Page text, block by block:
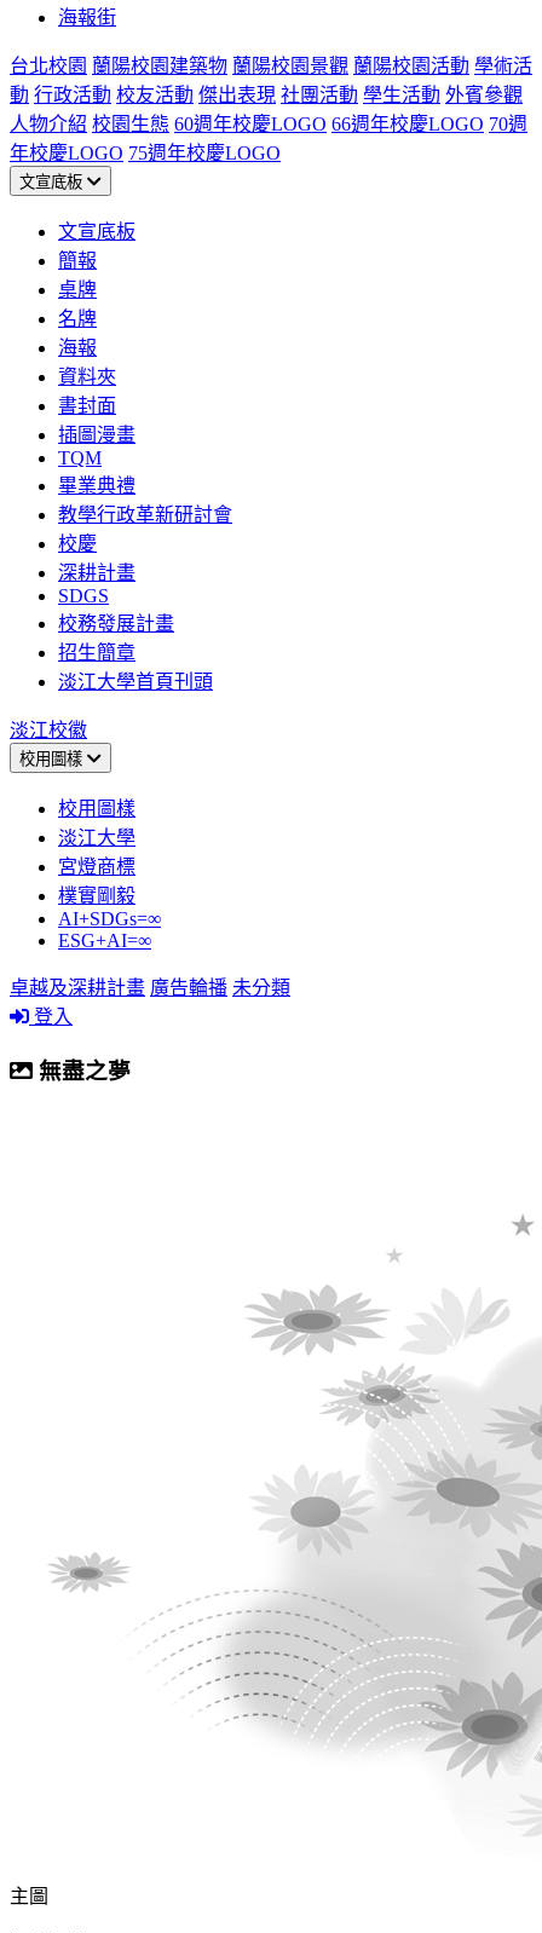
海報街
台北校園 蘭陽校園建築物 蘭陽校園景觀 蘭陽校園活動 學術活
動 行政活動 校友活動 傑出表現 社團活動 學生活動 外賓參觀
人物介紹 校園生態 60週年校慶LOGO 66週年校慶LOGO 70週
年校慶LOGO 75週年校慶LOGO
文宣底板
文宣底板
簡報
桌牌
名牌
海報
資料夾
書封面
插圖漫畫
TQM
畢業典禮
教學行政革新研討會
校慶
深耕計畫
SDGS
校務發展計畫
招生簡章
淡江大學首頁刊頭
淡江校徽
校用圖樣
校用圖樣
淡江大學
宮燈商標
樸實剛毅
AI+SDGs=∞
ESG+AI=∞
卓越及深耕計畫 廣告輪播 未分類
登入
無盡之夢
主圖